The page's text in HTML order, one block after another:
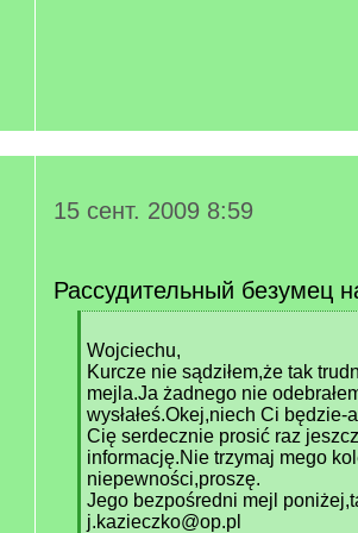
15 сент. 2009 8:59
Рассудительный безумец
q
]
Wojciechu,
Kurcze nie sądziłem,że tak
mejla.Ja żadnego nie
wysłałeś.Okej,niech Ci będzie-
Cię serdecznie prosić raz
informację.Nie trzymaj mego
niepewności,proszę.
Jego bezpośredni mejl
j.kazieczko@op.pl